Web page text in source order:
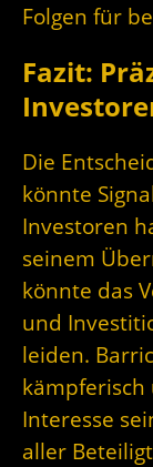
Folgen für
Fazit:
Die
könnte
Investoren
seinem
könnte das
und
leiden.
kämpferisch
Interesse
aller